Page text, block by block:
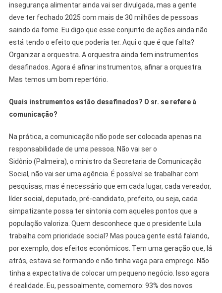
insegurança alimentar ainda vai ser divulgada, mas a gente
deve ter fechado 2025 com mais de 30 milhões de pessoas
saindo da fome. Eu digo que esse conjunto de ações ainda não
está tendo o efeito que poderia ter. Aqui o que é que falta?
Organizar a orquestra. A orquestra ainda tem instrumentos
desafinados. Agora é afinar instrumentos, afinar a orquestra.
Mas temos um bom repertório.
Quais instrumentos estão desafinados? O sr. se refere à
comunicação?
Na prática, a comunicação não pode ser colocada apenas na
responsabilidade de uma pessoa. Não vai ser o
Sidônio (Palmeira), o ministro da Secretaria de Comunicação
Social, não vai ser uma agência. É possível se trabalhar com
pesquisas, mas é necessário que em cada lugar, cada vereador,
líder social, deputado, pré-candidato, prefeito, ou seja, cada
simpatizante possa ter sintonia com aqueles pontos que a
população valoriza. Quem desconhece que o presidente Lula
trabalha com prioridade social? Mas pouca gente está falando,
por exemplo, dos efeitos econômicos. Tem uma geração que, lá
atrás, estava se formando e não tinha vaga para emprego. Não
tinha a expectativa de colocar um pequeno negócio. Isso agora
é realidade. Eu, pessoalmente, comemoro: 93% dos novos